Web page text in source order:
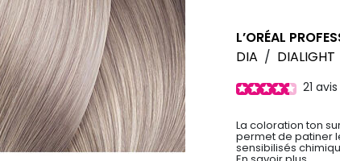
L’ORÉAL
DIA / DIALIGHT
21 avis
La coloration ton
permet de patiner
sensibilisés